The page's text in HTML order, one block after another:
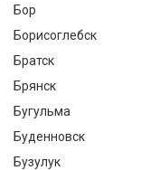
Бор
Борисоглебск
Братск
Брянск
Бугульма
Буденновск
Бузулук